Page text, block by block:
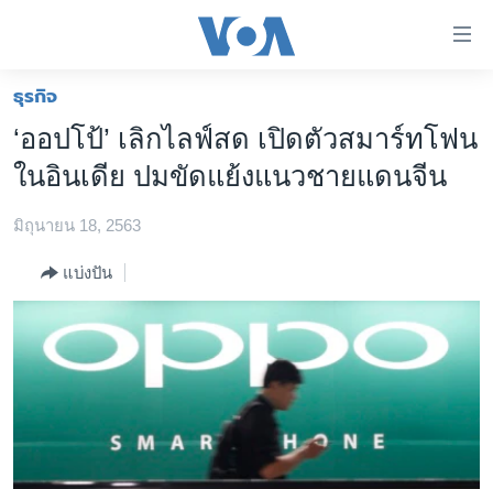
ต่อ
ข้าม
เนื้อหา
ข้าม
ข้าม
หน้าหลัก
โลก
เอเชีย
สหรัฐฯ
ไทย
วิทยาศาสตร์
สังคมและสุขภาพ
ตรวจสอบข่าว
ธุรกิจ
‘ออปโป้’ เลิกไลฟ์สด เปิดตัวสมาร์ทโฟน
ในอินเดีย ปมขัดแย้งแนวชายแดนจีน
มิถุนายน 18, 2563
แบ่งปัน